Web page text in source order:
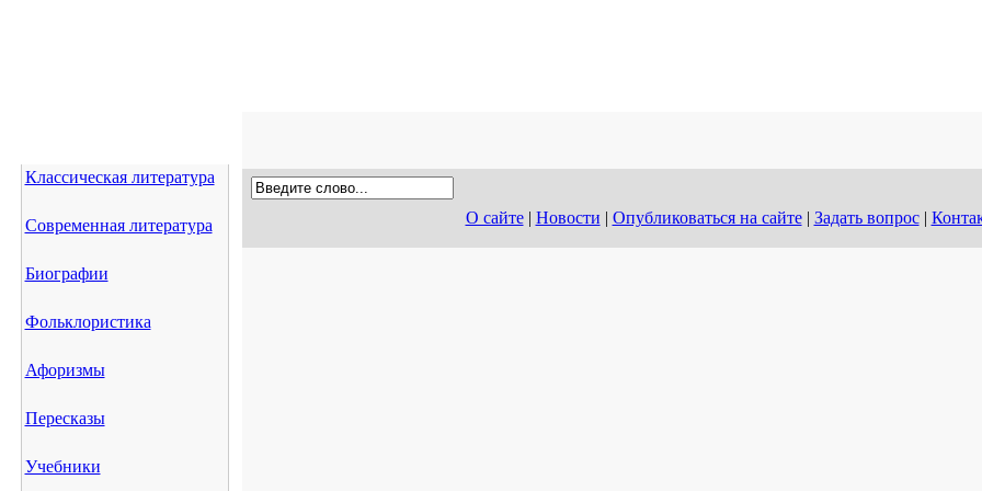
Классическая литература
Современная литература
Биографии
Фольклористика
Афоризмы
Пересказы
Учебники
О сайте| Новости | Опубликоваться на сайте| Задать вопрос|